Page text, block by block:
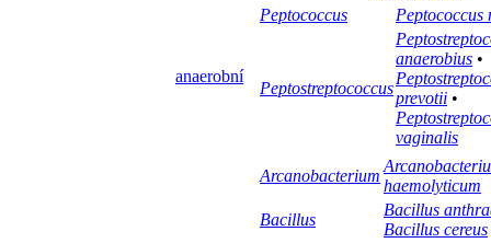
anaerobní
Peptococcus Peptococcus
Peptostreptococcus
anaerobius •
prevotii •
vaginalis
Arcanobacterium
haemolyticum
Bacillus
Bacillus
Bacillus cereus